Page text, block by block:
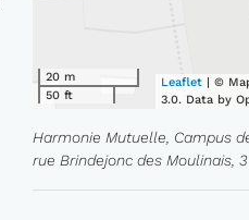
20 m
50 ft
Leaflet | ©
3.0. Data by
Harmonie Mutuelle, Campus
rue Brindejonc des Moulinais,